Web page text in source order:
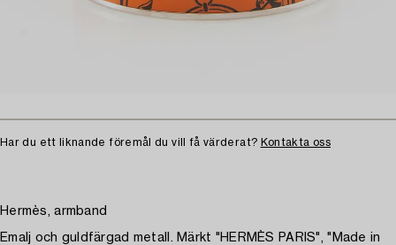
Har du ett liknande föremål du vill få värderat? Kontakta oss
Hermès, armband
Emalj och guldfärgad metall. Märkt "HERMÈS PARIS", "Made in